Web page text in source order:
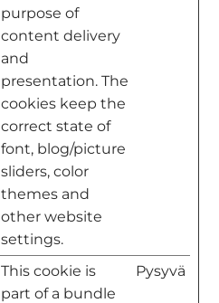
purpose of
content delivery
and
presentation. The
cookies keep the
correct state of
font, blog/picture
sliders, color
themes and
other website
settings.
This cookie is
part of a bundle
Pysyvä